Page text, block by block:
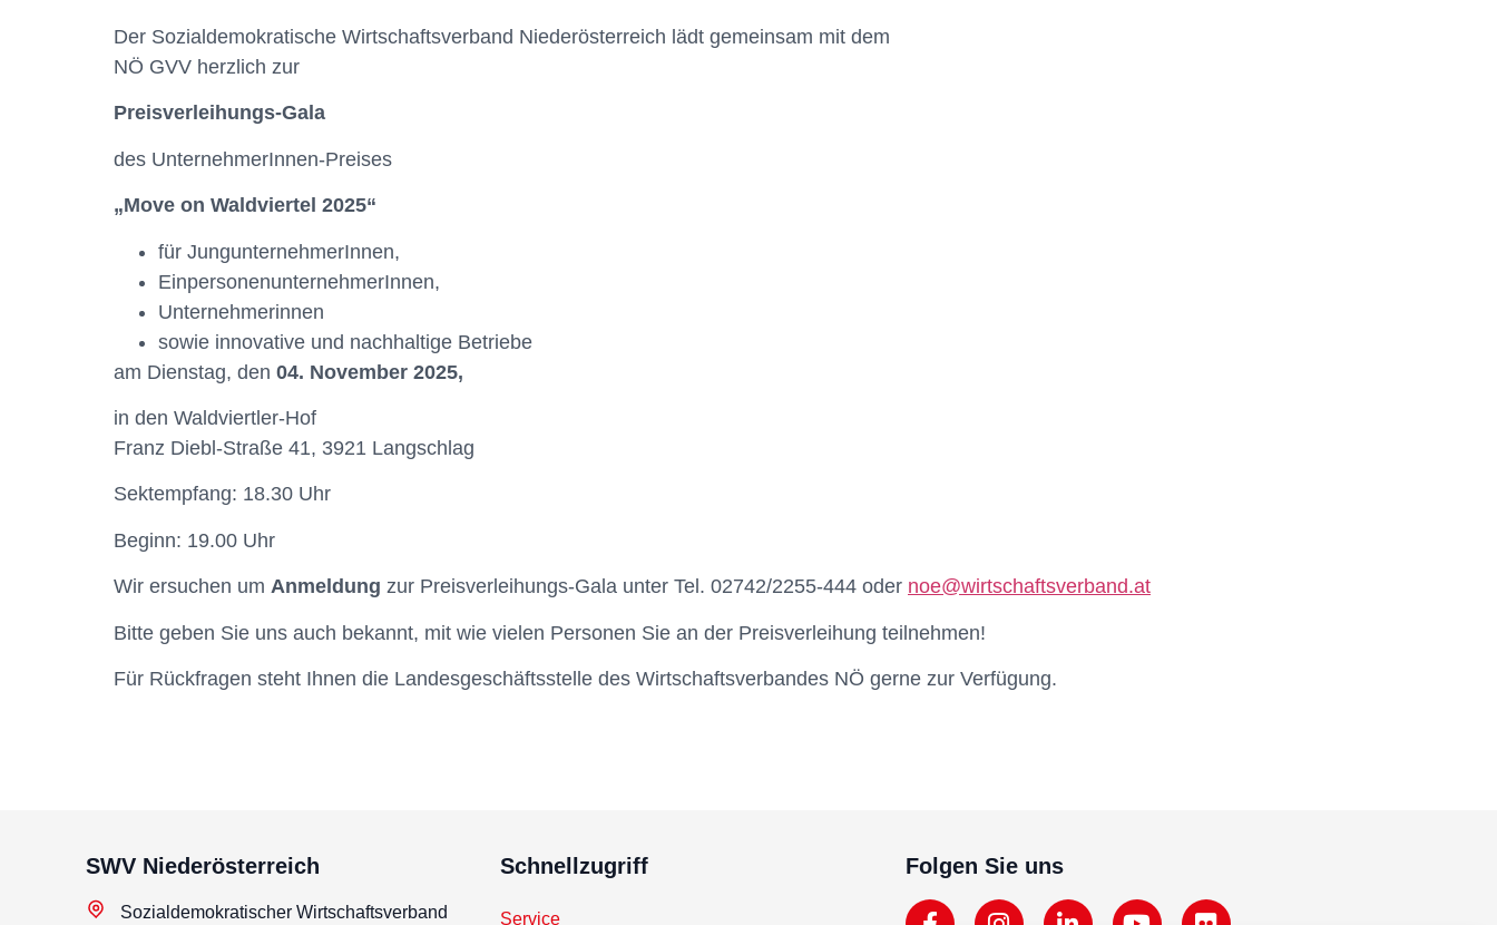
Der Sozialdemokratische Wirtschaftsverband Niederösterreich lädt gemeinsam mit dem
NÖ GVV herzlich zur
Preisverleihungs-Gala
des UnternehmerInnen-Preises
„Move on Waldviertel 2025“
für JungunternehmerInnen,
EinpersonenunternehmerInnen,
Unternehmerinnen
sowie innovative und nachhaltige Betriebe
am Dienstag, den­ 04. November 2025,
in den Waldviertler-Hof
Franz Diebl-Straße 41, 3921 Langschlag
Sektempfang: 18.30 Uhr
Beginn: 19.00 Uhr
Wir ersuchen um Anmeldung zur Preisverleihungs-Gala unter Tel. 02742/2255-444 oder noe@wirtschaftsverband.at
Bitte geben Sie uns auch bekannt, mit wie vielen Personen Sie an der Preisverleihung teilnehmen!
Für Rückfragen steht Ihnen die Landesgeschäftsstelle des Wirtschaftsverbandes NÖ gerne zur Verfügung.
SWV Niederösterreich
Sozialdemokratischer Wirtschaftsverband
Schnellzugriff
Service
Folgen Sie uns